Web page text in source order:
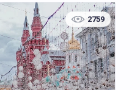
2759